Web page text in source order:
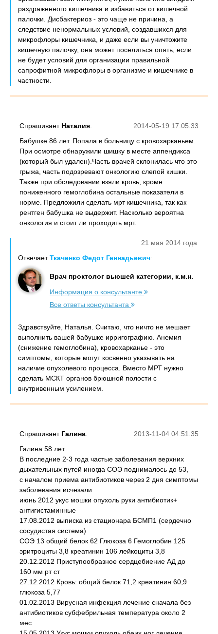
раздраженного кишечника и избавиться от кишечной
палочки. Дисбактериоз - это чаще не причина, а
следствие ненормальных условий, создавшихся для
микрофлоры кишечника, и даже если вы уничтожите
кишечную палочку, она может поселиться опять, если
не будет условий для организации правильной
сапрофитной микрофлоры в организме и кишечнике в
частности.
2014-05-19 17:05:33
Спрашивает Наталия:
Бабушке 86 лет. Попала в больницу с кровохарканьем.
При осмотре обнаружили шишку в месте аппендикса
(который был удален).Часть врачей склонилась что это
грыжа, часть подозревают онкологию слепой кишки.
Также при обследовании взяли кровь, кроме
пониженного гемоглобина остальные показатели в
норме. Предложили сделать мрт кишечника, так как
рентген бабушка не выдержит. Насколько вероятна
онкология и стоит ли проходить мрт.
21 мая 2014 года
ОтвечаетТкаченко Федот Геннадьевич:
Врач проктолог высшей категории, к.м.н.
Информация о консультанте
Все ответы консультанта
Здравствуйте, Наталья. Считаю, что ничто не мешает
выполнить вашей бабушке ирригографию. Анемия
(снижение гемоглобина), кровохарканье - это
симптомы, которые могут косвенно указывать на
наличие опухолевого процесса. Вместо МРТ нужно
сделать МСКТ органов брюшной полости с
внутривенным усилением.
2013-11-04 04:51:35
Спрашивает Галина:
Галина 58 лет
В последние 2-3 года частые заболевания верхних
дыхательных путей иногда СОЭ поднималось до 53,
с началом приема антибиотиков через 2 дня симптомы
заболевания исчезали
июнь 2012 укус мошки опухоль руки антибиотик+
антигистаминные
17.08.2012 выписка из стационара БСМП1 (сердечно
сосудистая система)
СОЭ 13 общий белок 62 Глюкоза 6 Гемоглобин 125
эритроциты 3,8 креатинин 106 лейкоциты 3,8
20.12.2012 Приступообразное сердцебиение АД до
160 мм рт ст
27.12.2012 Кровь: общий белок 71,2 креатинин 60,9
глюкоза 5,77
01.02.2013 Вирусная инфекция лечение сначала без
антибиотиков субфебрильная температура около 2
мес